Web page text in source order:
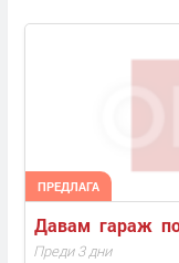
ПРЕДЛАГА
Давам  гараж
Преди 3 дни